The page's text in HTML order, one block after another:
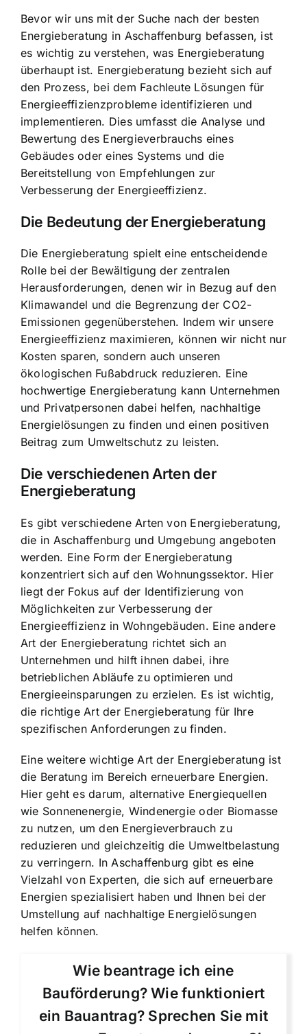
Bevor wir uns mit der Suche nach der besten
Energieberatung in Aschaffenburg befassen, ist
es wichtig zu verstehen, was Energieberatung
überhaupt ist. Energieberatung bezieht sich auf
den Prozess, bei dem Fachleute Lösungen für
Energieeffizienzprobleme identifizieren und
implementieren. Dies umfasst die Analyse und
Bewertung des Energieverbrauchs eines
Gebäudes oder eines Systems und die
Bereitstellung von Empfehlungen zur
Verbesserung der Energieeffizienz.
Die Bedeutung der Energieberatung
Die Energieberatung spielt eine entscheidende
Rolle bei der Bewältigung der zentralen
Herausforderungen, denen wir in Bezug auf den
Klimawandel und die Begrenzung der CO2-
Emissionen gegenüberstehen. Indem wir unsere
Energieeffizienz maximieren, können wir nicht nur
Kosten sparen, sondern auch unseren
ökologischen Fußabdruck reduzieren. Eine
hochwertige Energieberatung kann Unternehmen
und Privatpersonen dabei helfen, nachhaltige
Energielösungen zu finden und einen positiven
Beitrag zum Umweltschutz zu leisten.
Die verschiedenen Arten der
Energieberatung
Es gibt verschiedene Arten von Energieberatung,
die in Aschaffenburg und Umgebung angeboten
werden. Eine Form der Energieberatung
konzentriert sich auf den Wohnungssektor. Hier
liegt der Fokus auf der Identifizierung von
Möglichkeiten zur Verbesserung der
Energieeffizienz in Wohngebäuden. Eine andere
Art der Energieberatung richtet sich an
Unternehmen und hilft ihnen dabei, ihre
betrieblichen Abläufe zu optimieren und
Energieeinsparungen zu erzielen. Es ist wichtig,
die richtige Art der Energieberatung für Ihre
spezifischen Anforderungen zu finden.
Eine weitere wichtige Art der Energieberatung ist
die Beratung im Bereich erneuerbare Energien.
Hier geht es darum, alternative Energiequellen
wie Sonnenenergie, Windenergie oder Biomasse
zu nutzen, um den Energieverbrauch zu
reduzieren und gleichzeitig die Umweltbelastung
zu verringern. In Aschaffenburg gibt es eine
Vielzahl von Experten, die sich auf erneuerbare
Energien spezialisiert haben und Ihnen bei der
Umstellung auf nachhaltige Energielösungen
helfen können.
Wie beantrage ich eine
Bauförderung? Wie funktioniert
ein Bauantrag? Sprechen Sie mit